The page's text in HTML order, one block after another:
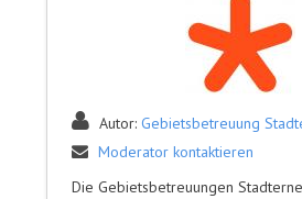
Autor: Gebietsbetreuung
Moderator kontaktieren
Die Gebietsbetreuungen